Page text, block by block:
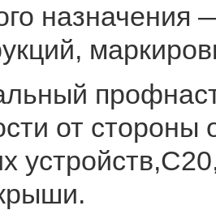
от стороны